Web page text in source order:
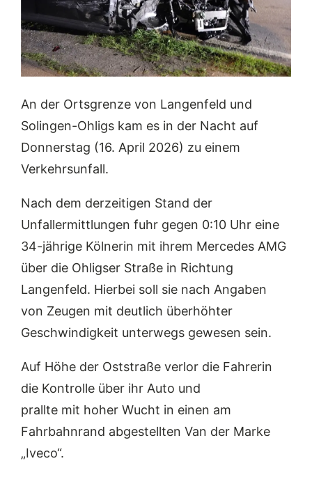
An der Ortsgrenze von Langenfeld und
Solingen-Ohligs kam es in der Nacht auf
Donnerstag (16. April 2026) zu einem
Verkehrsunfall.
Nach dem derzeitigen Stand der
Unfallermittlungen fuhr gegen 0:10 Uhr eine
34-jährige Kölnerin mit ihrem Mercedes AMG
über die Ohligser Straße in Richtung
Langenfeld. Hierbei soll sie nach Angaben
von Zeugen mit deutlich überhöhter
Geschwindigkeit unterwegs gewesen sein.
Auf Höhe der Oststraße verlor die Fahrerin
die Kontrolle über ihr Auto und
prallte mit hoher Wucht in einen am
Fahrbahnrand abgestellten Van der Marke
„Iveco“.